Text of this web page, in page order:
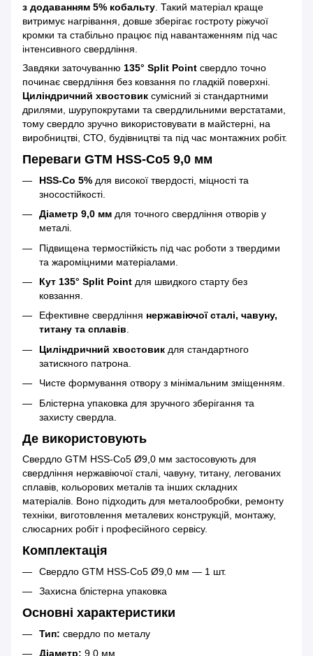
з додаванням 5% кобальту . Такий матеріал краще
витримує нагрівання, довше зберігає гостроту ріжучої
кромки та стабільно працює під навантаженням під час
інтенсивного свердління.
Завдяки заточуванню 135° Split Point свердло точно
починає свердління без ковзання по гладкій поверхні.
Циліндричний хвостовик сумісний зі стандартними
дрилями, шурупокрутами та свердлильними верстатами,
тому свердло зручно використовувати в майстерні, на
виробництві, СТО, будівництві та під час монтажних робіт.
Переваги GTM HSS-Co5 9,0 мм
HSS-Co 5% для високої твердості, міцності та
зносостійкості.
Діаметр 9,0 мм для точного свердління отворів у
металі.
Підвищена термостійкість під час роботи з твердими
та жароміцними матеріалами.
Кут 135° Split Point для швидкого старту без
ковзання.
Ефективне свердління нержавіючої сталі, чавуну,
титану та сплавів.
Циліндричний хвостовик для стандартного
затискного патрона.
Чисте формування отвору з мінімальним зміщенням.
Блістерна упаковка для зручного зберігання та
захисту свердла.
Де використовують
Свердло GTM HSS-Co5 Ø9,0 мм застосовують для
свердління нержавіючої сталі, чавуну, титану, легованих
сплавів, кольорових металів та інших складних
матеріалів. Воно підходить для металообробки, ремонту
техніки, виготовлення металевих конструкцій, монтажу,
слюсарних робіт і професійного сервісу.
Комплектація
Свердло GTM HSS-Co5 Ø9,0 мм — 1 шт.
Захисна блістерна упаковка
Основні характеристики
Тип: свердло по металу
Діаметр: 9,0 мм